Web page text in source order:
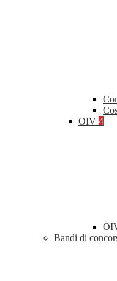
OIV 4
Bandi di